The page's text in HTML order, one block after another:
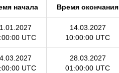
начала Время окончания
UTC
14.03.2027
10:00:00 UTC
UTC
28.03.2027
01:00:00 UTC